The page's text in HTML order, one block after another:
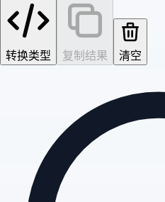
转换类型 复制结果 清空